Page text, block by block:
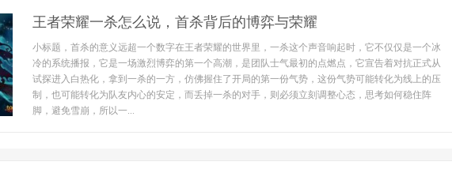
王者荣耀一杀怎么说，首杀背后的博弈与荣耀
小标题，首杀的意义远超一个数字在王者荣耀的世界里，一杀这个声音响起时，它不仅仅是一个冰
冷的系统播报，它是一场激烈博弈的第一个高潮，是团队士气最初的点燃点，它宣告着对抗正式从
试探进入白热化，拿到一杀的一方，仿佛握住了开局的第一份气势，这份气势可能转化为线上的压
制，也可能转化为队友内心的安定，而丢掉一杀的对手，则必须立刻调整心态，思考如何稳住阵
脚，避免雪崩，所以一...